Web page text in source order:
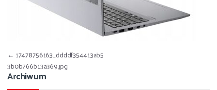
Nawigacja wpisu
← 17478756163_ddddf354413ab5
3b0b766b13a369.jpg
Archiwum